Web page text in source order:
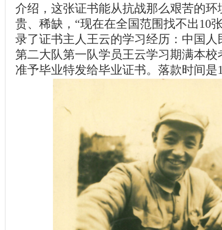
介绍，这张证书能从抗战那么艰苦的
贵、稀缺，“现在在全国范围找不出10
录了证书主人王云的学习经历：中国
第二大队第一队学员王云学习期满本
准予毕业特发给毕业证书。落款时间是